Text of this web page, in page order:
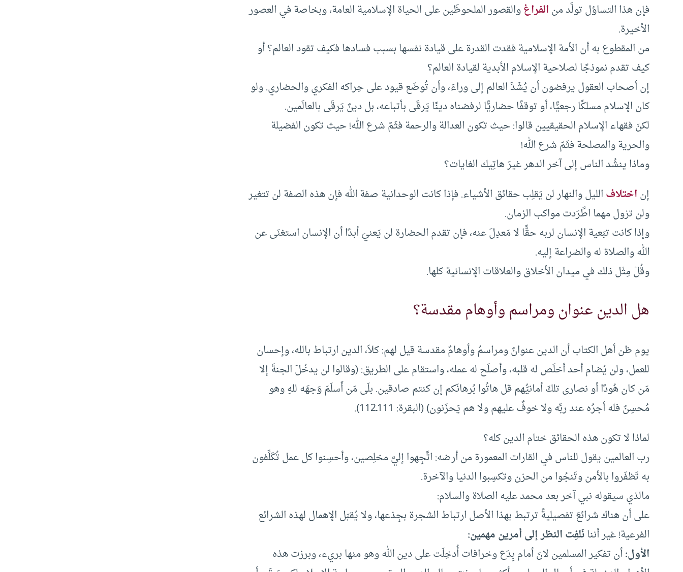
فإن هذا التساؤل تولَّد منالفراغوالقصور الملحوظَين على الحياة الإسلامية العامة، وبخاصة في العصور
الأخيرة.
من المقطوع به أن الأمة الإسلامية فقدت القدرة على قيادة نفسها بسبب فسادها فكيف تقود العالم؟ أو
كيف تقدم نموذجًا لصلاحية الإسلام الأبدية لقيادة العالم؟
إن أصحاب العقول يرفضون أن يُشَدَّ العالم إلى وراءَ، وأن تُوضَع قيود على حِراكه الفكري والحضاري. ولو
كان الإسلام مسلكًا رجعيًّا، أو توقفًا حضاريًّا لرفضناه دينًا يَرقَى بأتباعه، بل دينٌ يَرقَى بالعالَمين.
لكنّ فقهاء الإسلام الحقيقيين قالوا: حيث تكون العدالة والرحمة فثَمّ شرع الله! حيث تكون الفضيلة
والحرية والمصلحة فثَمّ شرع الله!
وماذا ينشُد الناس إلى آخر الدهر غيرَ هاتِيك الغايات؟
إناختلافالليل والنهار لن يَقلِب حقائق الأشياء. فإذا كانت الوحدانية صفة الله فإن هذه الصفة لن تتغير
ولن تزول مهما اطَّرَدت مواكب الزمان.
وإذا كانت تبَعية الإنسان لربه حقًّا لا مَعدِلَ عنه، فإن تقدم الحضارة لن يَعنيَ أبدًا أن الإنسان استغنَى عن
الله والصلاة له والضراعة إليه.
وقُلْ مِثْل ذلك في ميدان الأخلاق والعلاقات الإنسانية كلها.
هل الدين عنوان ومراسم وأوهام مقدسة؟
يوم ظن أهل الكتاب أن الدين عنوانٌ ومراسمُ وأوهامٌ مقدسة قيل لهم: كلاّ، الدين ارتباط بالله، وإحسان
للعمل، ولن يُضام أحد أخلَص له قلبه، وأصلَح له عمله، واستقام على الطريق: (وقالوا لن يدخُلَ الجنةَ إلا
مَن كان هُودًا أو نصارى تلكَ أمانيُّهم قل هاتُوا بُرهانَكم إن كنتم صادقين. بلَى مَن أَسلَمَ وَجهَه للهِ وهو
مُحسِنٌ فله أجرُه عند ربِّه ولا خوفٌ عليهم ولا هم يَحزَنون) (البقرة: 111ـ112).
لماذا لا تكون هذه الحقائق ختام الدين كله؟
رب العالمين يقول للناس في القارات المعمورة من أرضه: اتَّجِهوا إليَّ مخلِصين، وأحسِنوا كل عمل تُكَلَّفون
به تَظفَروا بالأمن وتَنجُوا من الحزن وتكسِبوا الدنيا والآخرة.
مالذي سيقوله نبي آخر بعد محمد عليه الصلاة والسلام:
على أن هناك شرائعَ تفصيليةً ترتبط بهذا الأصل ارتباط الشجرة بجِذعها، ولا يُقبَل الإهمال لهذه الشرائع
الفرعية! غير أننانَلفِت النظر إلى أمرين مهمين:
الأول:أن تفكير المسلمين لانَ أمام بِدَع وخرافات أُدخِلَت على دين الله وهو منها بريء، وبرزت هذه